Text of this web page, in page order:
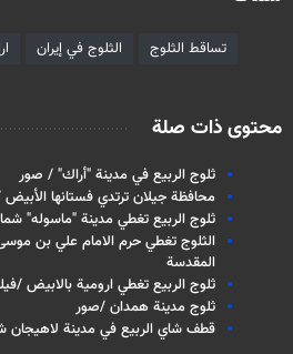
تساقط الثلوج الثلوج في إيران
محتوى ذات صلة
ثلوج الربيع في مدينة "أراك" / صور
محافظة جيلان ترتدي فستانها
ثلوج الربيع تغطي مدينة "ماسوله"
الثلوج تغطي حرم الامام علي بن
المقدسة
ثلوج الربيع تغطي ارومية بالابيض /
ثلوج مدينة همدان /صور
قطف شاي الربيع في مدينة لاهيجان